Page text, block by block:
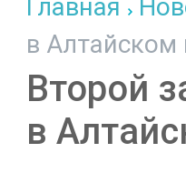
Главная
в Алтайском
Второй
в